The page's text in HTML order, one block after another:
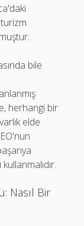
bile
herhangi bir
elde
Nasıl Bir